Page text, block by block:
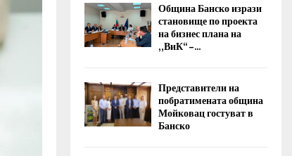
Община Банско изрази
становище по проекта
на бизнес плана на
„ВиК“ –...
Представители на
побратимената община
Мойковац гостуват в
Банско